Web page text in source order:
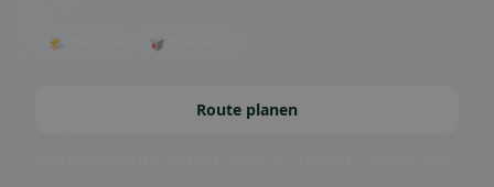
🌤 Terrasse 🥡 Takeaway
Route planen